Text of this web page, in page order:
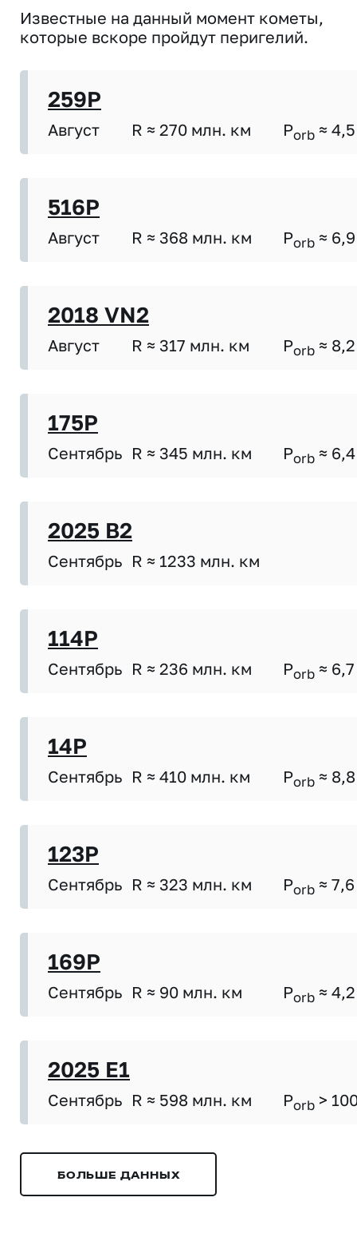
Известные на данный момент кометы,
которые вскоре пройдут перигелий.
259P
Август R ≈ 270 млн. км Porb ≈ 4,5
516P
Август R ≈ 368 млн. км Porb ≈ 6,9
2018 VN2
Август R ≈ 317 млн. км Porb ≈ 8,2
175P
Сентябрь R ≈ 345 млн. км Porb ≈ 6,4
2025 B2
Сентябрь R ≈ 1233 млн. км
114P
Сентябрь R ≈ 236 млн. км Porb ≈ 6,7
14P
Сентябрь R ≈ 410 млн. км Porb ≈ 8,8
123P
Сентябрь R ≈ 323 млн. км Porb ≈ 7,6
169P
Сентябрь R ≈ 90 млн. км Porb ≈ 4,2
2025 E1
Сентябрь R ≈ 598 млн. км Porb >
БОЛЬШЕ ДАННЫХ